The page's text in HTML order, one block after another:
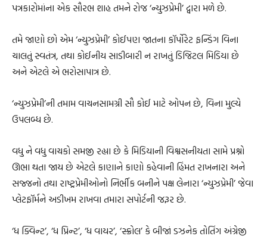
પત્રકારોમાંના એક સૌરભ શાહ તમને રોજ ‘ન્યુઝપ્રેમી’ દ્વારા મળે છે.
તમે જાણો છો એમ ‘ન્યુઝપ્રેમી’ કોઈપણ જાતના કૉર્પોરેટ ફન્ડિંગ વિના
ચાલતું સ્વતંત્ર, તથા કોઈનીય સાડીબારી ન રાખતું ડિજિટલ મિડિયા છે
અને એટલે એ ભરોસાપાત્ર છે.
‘ન્યુઝપ્રેમી’ની તમામ વાચનસામગ્રી સૌ કોઈ માટે ઓપન છે, વિના મુલ્યે
ઉપલબ્ધ છે.
વધુ ને વધુ વાચકો સમજી રહ્યા છે કે મિડિયાની વિશ્વસનીયતા સામે પ્રશ્નો
ઊભા થતા જાય છે એટલે કાણાને કાણો કહેવાની હિંમત રાખનારા અને
સજ્જનો તથા રાષ્ટ્રપ્રેમીઓનો નિર્ભીક બનીને પક્ષ લેનારા ‘ન્યુઝપ્રેમી’ જેવા
પ્લેટફૉર્મને અડીખમ રાખવા તમારા સપોર્ટની જરૂર છે.
‘ધ ક્વિન્ટ’, ‘ધ પ્રિન્ટ’, ‘ધ વાયર’, ‘સ્ક્રોલ’ કે બીજાં ડઝનેક તોતિંગ અંગ્રેજી